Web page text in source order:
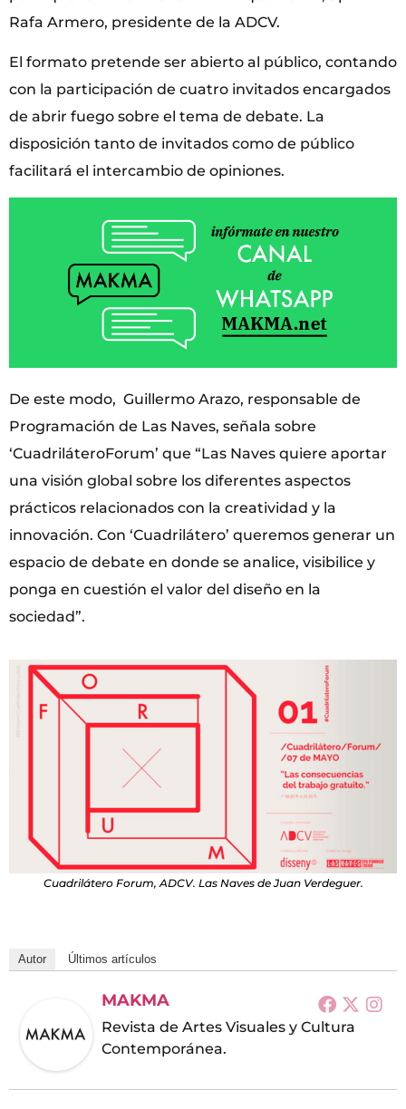
Rafa Armero, presidente de la ADCV.
El formato pretende ser abierto al público, contando
con la participación de cuatro invitados encargados
de abrir fuego sobre el tema de debate. La
disposición tanto de invitados como de público
facilitará el intercambio de opiniones.
De este modo, Guillermo Arazo, responsable de
Programación de Las Naves, señala sobre
‘CuadriláteroForum’ que “Las Naves quiere aportar
una visión global sobre los diferentes aspectos
prácticos relacionados con la creatividad y la
innovación. Con ‘Cuadrilátero’ queremos generar un
espacio de debate en donde se analice, visibilice y
ponga en cuestión el valor del diseño en la
sociedad”.
Cuadrilátero Forum, ADCV. Las Naves de Juan Verdeguer.
Autor Últimos artículos
MAKMA
Revista de Artes Visuales y Cultura
Contemporánea.